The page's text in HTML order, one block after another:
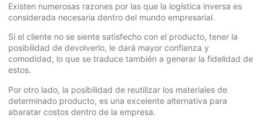
Existen numerosas razones por las que la logística inversa es
considerada necesaria dentro del mundo empresarial.
Si el cliente no se siente satisfecho con el producto, tener la
posibilidad de devolverlo, le dará mayor confianza y
comodidad, lo que se traduce también a generar la fidelidad de
estos.
Por otro lado, la posibilidad de reutilizar los materiales de
determinado producto, es una excelente alternativa para
abaratar costos dentro de la empresa.